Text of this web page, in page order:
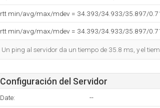
rtt min/avg/max/mdev = 34.393/34.933/35.897/
rtt min/avg/max/mdev = 34.393/34.933/35.897/
Un ping al servidor da un tiempo de 35.8 ms, y el
Configuración del Servidor
Date: --